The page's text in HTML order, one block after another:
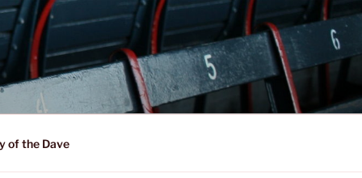
of the Dave